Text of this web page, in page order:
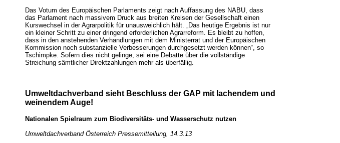
Das Votum des Europäischen Parlaments zeigt nach Auffassung des NABU, dass
das Parlament nach massivem Druck aus breiten Kreisen der Gesellschaft einen
Kurswechsel in der Agrarpolitik für unausweichlich hält. „Das heutige Ergebnis ist nur
ein kleiner Schritt zu einer dringend erforderlichen Agrarreform. Es bleibt zu hoffen,
dass in den anstehenden Verhandlungen mit dem Ministerrat und der Europäischen
Kommission noch substanzielle Verbesserungen durchgesetzt werden können“, so
Tschimpke. Sofern dies nicht gelinge, sei eine Debatte über die vollständige
Streichung sämtlicher Direktzahlungen mehr als überfällig.
Umweltdachverband sieht Beschluss der GAP mit lachendem und
weinendem Auge!
Nationalen Spielraum zum Biodiversitäts- und Wasserschutz nutzen
Umweltdachverband Österreich Pressemitteilung, 14.3.13